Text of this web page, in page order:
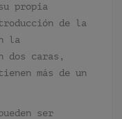
propia
de la
la
dos caras,
más de un
ser